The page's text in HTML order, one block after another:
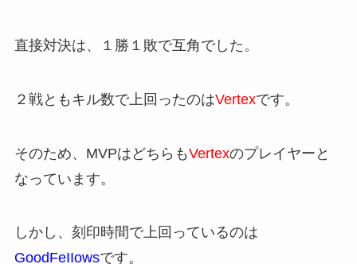
直接対決は、１勝１敗で互角でした。
２戦ともキル数で上回ったのはVertexです。
そのため、MVPはどちらもVertexのプレイヤーと
なっています。
しかし、刻印時間で上回っているのは
GoodFeIIowsです。